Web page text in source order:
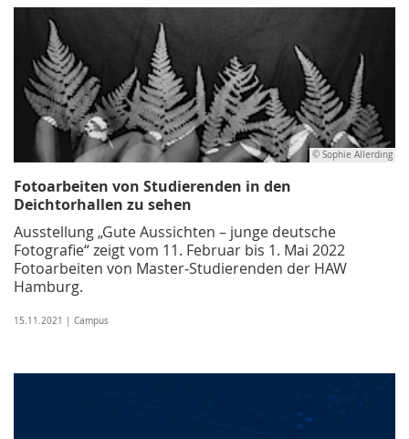
© Sophie Allerding
Fotoarbeiten von Studierenden in den
Deichtorhallen zu sehen
Ausstellung „Gute Aussichten – junge deutsche
Fotografie“ zeigt vom 11. Februar bis 1. Mai 2022
Fotoarbeiten von Master-Studierenden der HAW
Hamburg.
15.11.2021 | Campus